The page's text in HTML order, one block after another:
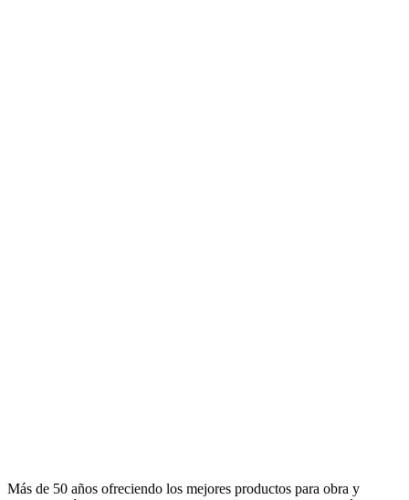
Más de 50 años ofreciendo los mejores productos para obra y